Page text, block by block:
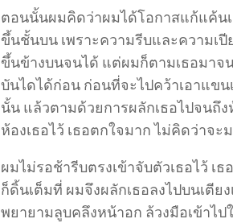
ตอนนั้นผมคิดว่าผมได้โอกาสแก้แค้นเ
ขึ้นชั้นบน เพราะความรีบและความเ
ขึ้นข้างบนจนได้ แต่ผมก็ตามเธอมาจ
บันไดได้ก่อน ก่อนที่จะไปคว้าเอาแขน
นั้น แล้วตามด้วยการผลักเธอไปจนถึ
ห้องเธอไว้ เธอตกใจมาก ไม่คิดว่าจะ
ผมไม่รอช้ารีบตรงเข้าจับตัวเธอไว้ เ
ก็ดิ้นเต็มที่ ผมจึงผลักเธอลงไปบนเตีย
พยายามลูบคลึงหน้าอก ล้วงมือเข้าไป